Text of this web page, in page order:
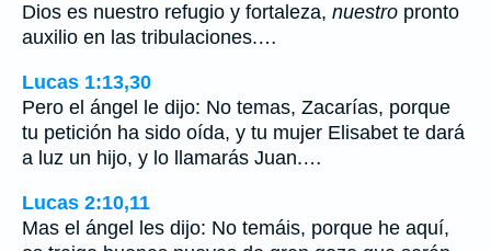
Dios es nuestro refugio y fortaleza, nuestro pronto
auxilio en las tribulaciones.…
Lucas 1:13,30
Pero el ángel le dijo: No temas, Zacarías, porque
tu petición ha sido oída, y tu mujer Elisabet te dará
a luz un hijo, y lo llamarás Juan.…
Lucas 2:10,11
Mas el ángel les dijo: No temáis, porque he aquí,